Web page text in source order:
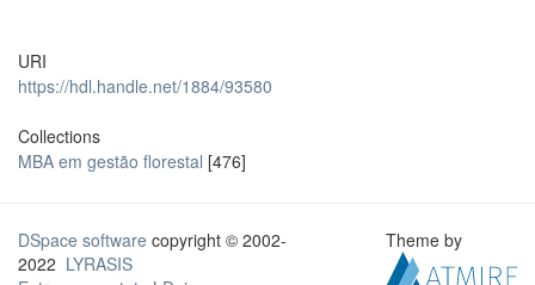
URI
https://hdl.handle.net/1884/93580
Collections
MBA em gestão florestal [476]
DSpace software copyright © 2002-
2022 LYRASIS
Theme by